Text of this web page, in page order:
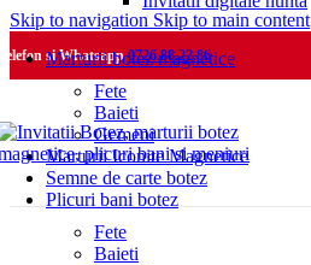
Skip to navigation Skip to main content
si Whatsapp0726.88.22.86
Marturii botez magnetice
Fete
Baieti
Gemeni
Marturii Iconite Magnetice
Semne de carte botez
Plicuri bani botez
Fete
Baieti